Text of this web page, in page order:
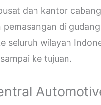
dan kantor
di
seluruh wilayah
ke tujuan.